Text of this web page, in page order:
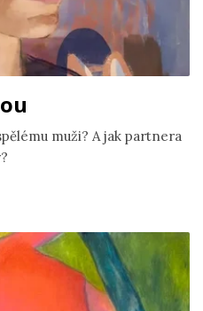
muži? A jak partnera